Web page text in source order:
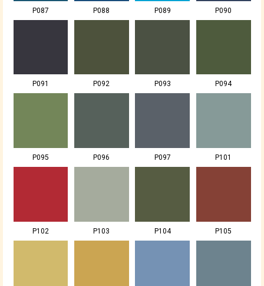
P087 P088 P089 P090
P091 P092 P093 P094
P095 P096 P097 P101
P102 P103 P104 P105